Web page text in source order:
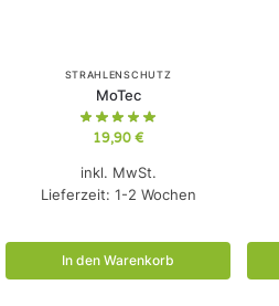
STRAHLENSCHUTZ
MoTec
19,90 €
inkl. MwSt.
Lieferzeit: 1-2 Wochen
In den Warenkorb